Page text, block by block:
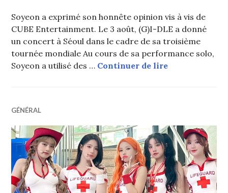
Soyeon a exprimé son honnête opinion vis à vis de
CUBE Entertainment. Le 3 août, (G)I-DLE a donné
un concert à Séoul dans le cadre de sa troisième
tournée mondiale Au cours de sa performance solo,
Soyeon a utilisé des … Continuer de lireSoyeon ((G)I-
GÉNÉRAL